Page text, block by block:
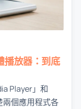
播放器：到底
Player」和
兩個應用程式各